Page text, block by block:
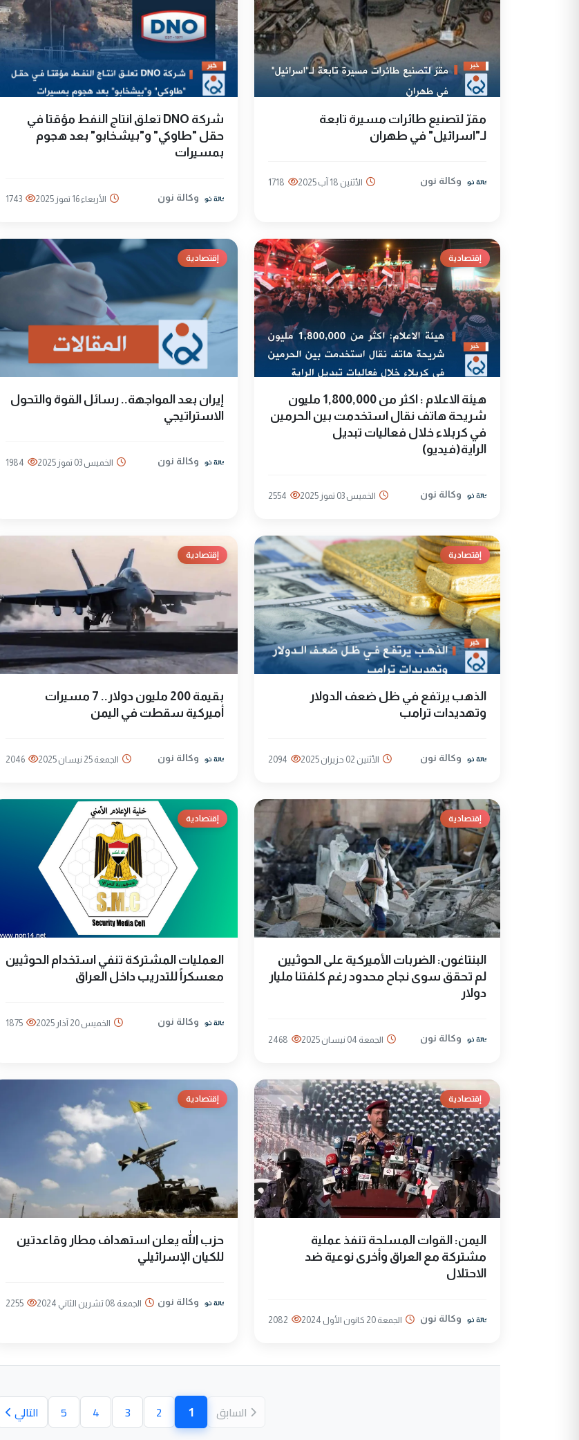
مقرّ لتصنيع طائرات مسيرة تابعة
لـ"اسرائيل" في طهران
وكالة نون الأثنين 18 آب 2025 1718
شركة DNO تعلق انتاج النفط مؤقتا في
حقل "طاوكي" و"بيشخابو" بعد هجوم
بمسيرات
وكالة نون الأربعاء 16 تموز 2025 1743
إقتصادية
هيئة الاعلام : اكثر من 1,800,000 مليون
شريحة هاتف نقال استخدمت بين الحرمين
في كربلاء خلال فعاليات تبديل
الراية(فيديو)
وكالة نون الخميس 03 تموز 2025 2554
إقتصادية
إيران بعد المواجهة.. رسائل القوة والتحول
الاستراتيجي
وكالة نون الخميس 03 تموز 2025 1984
إقتصادية
الذهب يرتفع في ظل ضعف الدولار
وتهديدات ترامب
وكالة نون الأثنين 02 حزيران 2025 2094
إقتصادية
بقيمة 200 مليون دولار.. 7 مسيرات
أميركية سقطت في اليمن
وكالة نون الجمعة 25 نيسان 2025 2046
إقتصادية
البنتاغون: الضربات الأميركية على الحوثيين
لم تحقق سوى نجاح محدود رغم كلفتنا مليار
دولار
وكالة نون الجمعة 04 نيسان 2025 2468
إقتصادية
العمليات المشتركة تنفي استخدام الحوثيين
معسكراً للتدريب داخل العراق
وكالة نون الخميس 20 آذار 2025 1875
إقتصادية
اليمن: القوات المسلحة تنفذ عملية
مشتركة مع العراق وأخرى نوعية ضد
الاحتلال
وكالة نون الجمعة 20 كانون الأول 2024 2082
إقتصادية
حزب الله يعلن استهداف مطار وقاعدتين
للكيان الإسرائيلي
وكالة نون الجمعة 08 تشرين الثاني 2024 2255
السابق 1(الصفحة الحالية)
2
3
4
5 التالي